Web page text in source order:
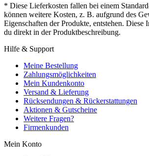
* Diese Lieferkosten fallen bei einem
können weitere Kosten, z. B. aufgrund des
Eigenschaften der Produkte, entstehen. Diese
du direkt in der Produktbeschreibung.
Hilfe & Support
Meine Bestellung
Zahlungsmöglichkeiten
Mein Kundenkonto
Versand & Lieferung
Rücksendungen & Rückerstattungen
Aktionen & Gutscheine
Weitere Fragen?
Firmenkunden
Mein Konto